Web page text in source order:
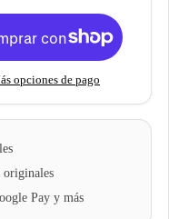
opciones de pago